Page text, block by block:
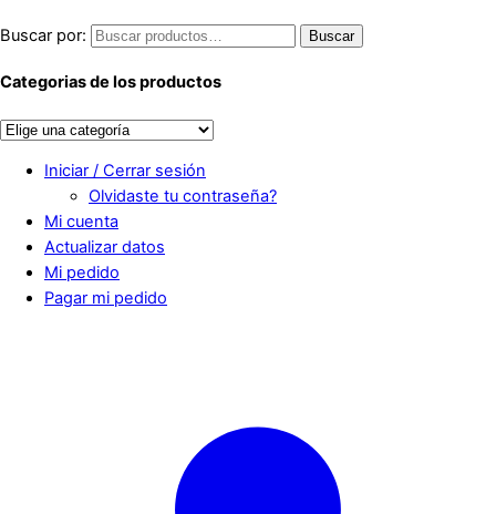
Buscar por: Buscar
Categorias de los productos
Iniciar / Cerrar sesión
Olvidaste tu contraseña?
Mi cuenta
Actualizar datos
Mi pedido
Pagar mi pedido